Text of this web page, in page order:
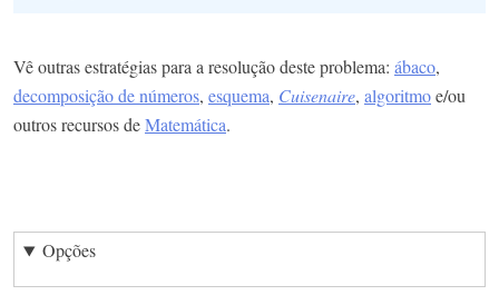
Vê outras estratégias para a resolução deste problema: ábaco,
decomposição de números, esquema, Cuisenaire, algoritmoe/ou
outros recursos deMatemática.
Opções